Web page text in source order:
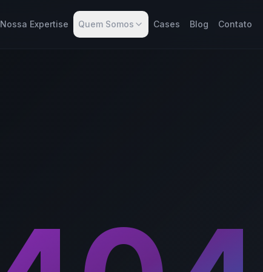
Nossa Expertise Quem Somos Cases Blog Contato